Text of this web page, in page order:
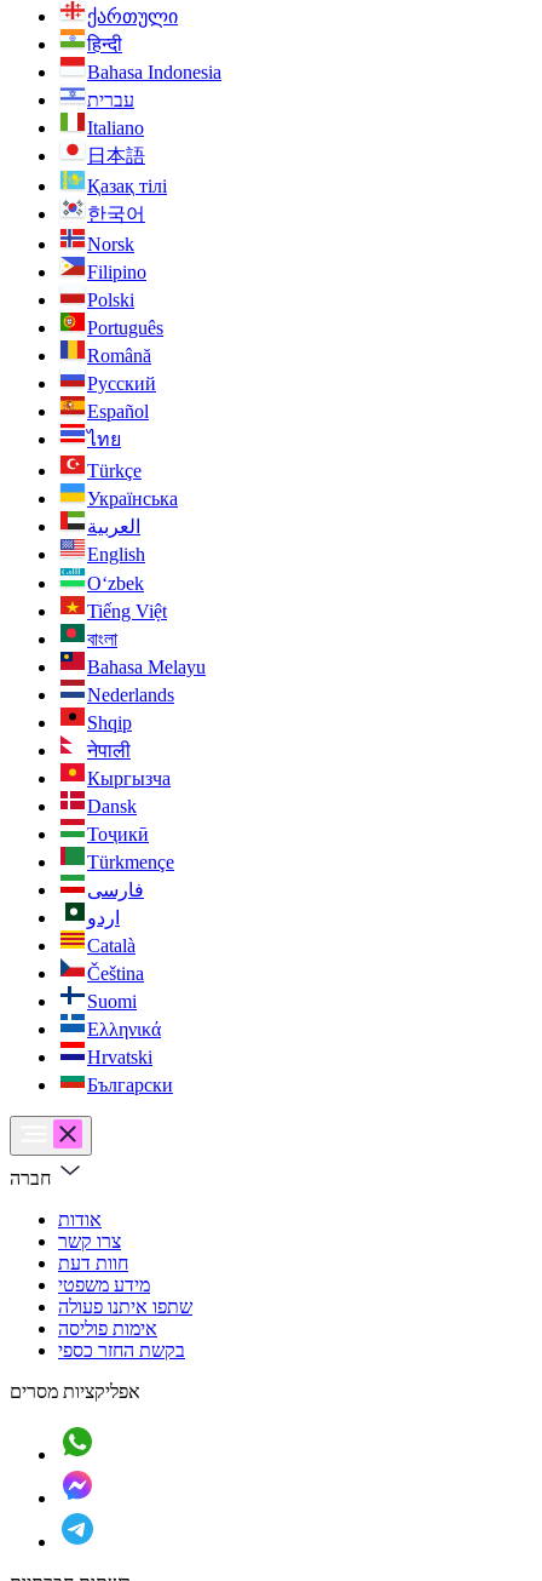
ქართული
हिन्दी
Bahasa Indonesia
עברית
Italiano
日本語
Қазақ тілі
한국어
Norsk
Filipino
Polski
Português
Română
Русский
Español
ไทย
Türkçe
Українська
العربية
English
O‘zbek
Tiếng Việt
বাংলা
Bahasa Melayu
Nederlands
Shqip
नेपाली
Кыргызча
Dansk
Тоҷикӣ
Türkmençe
فارسی
اردو
Català
Čeština
Suomi
Ελληνικά
Hrvatski
Български
חברה
אודות
צרו קשר
חוות דעת
מידע משפטי
שתפו איתנו פעולה
אימות פוליסה
בקשת החזר כספי
אפליקציות מסרים